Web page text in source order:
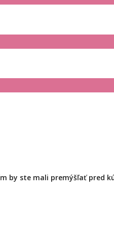
by ste mali premýšľať pred